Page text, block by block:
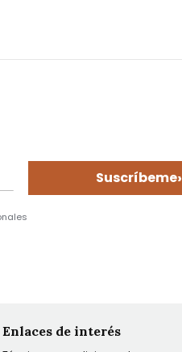
Suscríbeme›
Enlaces de interés